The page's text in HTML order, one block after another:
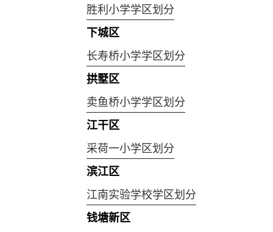
胜利小学学区划分
下城区
长寿桥小学学区划分
拱墅区
卖鱼桥小学学区划分
江干区
采荷一小学区划分
滨江区
江南实验学校学区划分
钱塘新区